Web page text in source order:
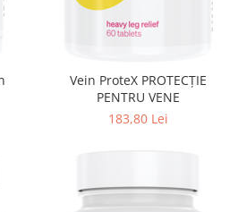
Vein ProteX PROTECŢIE
PENTRU VENE
183,80 Lei